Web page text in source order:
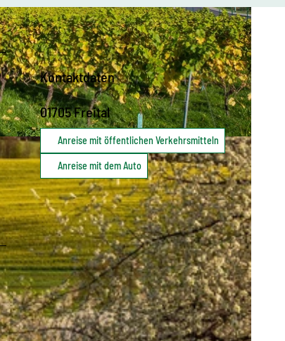
Kontaktdaten
01705Freital
Anreise mit öffentlichen Verkehrsmitteln
Anreise mit dem Auto